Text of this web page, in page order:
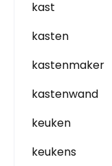
kast
kasten
kastenmaker
kastenwand
keuken
keukens